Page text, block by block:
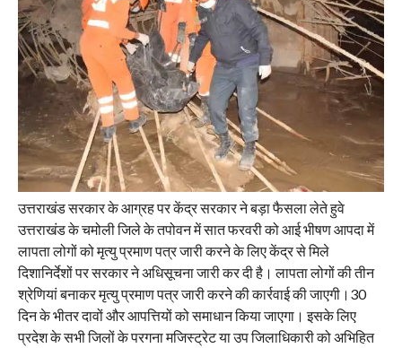
उत्तराखंड सरकार के आग्रह पर केंद्र सरकार ने बड़ा फैसला लेते हुवे
उत्तराखंड के चमोली जिले के तपोवन में सात फरवरी को आई भीषण आपदा में
लापता लोगों को मृत्यु प्रमाण पत्र जारी करने के लिए केंद्र से मिले
दिशानिर्देशों पर सरकार ने अधिसूचना जारी कर दी है। लापता लोगों की तीन
श्रेणियां बनाकर मृत्यु प्रमाण पत्र जारी करने की कार्रवाई की जाएगी।30
दिन के भीतर दावों और आपत्तियों को समाधान किया जाएगा। इसके लिए
प्रदेश के सभी जिलों के परगना मजिस्ट्रेट या उप जिलाधिकारी को अभिहित